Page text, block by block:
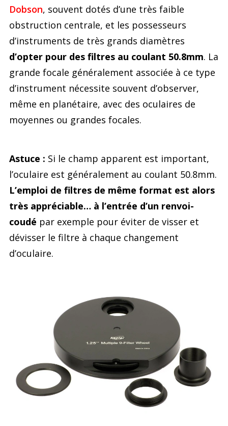
Dobson, souvent dotés d’une très faible
obstruction centrale, et les possesseurs
d’instruments de très grands diamètres
d’opter pour des filtres au coulant 50.8mm. La
grande focale généralement associée à ce type
d’instrument nécessite souvent d’observer,
même en planétaire, avec des oculaires de
moyennes ou grandes focales.
Astuce : Si le champ apparent est important,
l’oculaire est généralement au coulant 50.8mm.
L’emploi de filtres de même format est alors
très appréciable… à l’entrée d’un renvoi-
coudé par exemple pour éviter de visser et
dévisser le filtre à chaque changement
d’oculaire.